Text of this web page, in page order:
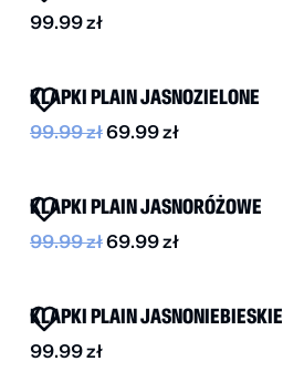
99.99zł
KLAPKI PLAIN JASNOZIELONE
99.99zł69.99zł
KLAPKI PLAIN JASNORÓŻOWE
99.99zł69.99zł
KLAPKI PLAIN JASNONIEBIESKIE
99.99zł